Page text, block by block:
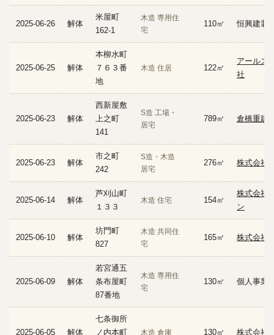
2025-06-26 解体
米屋町
162-1
木造 専用住
宅
110㎡ 恒興建装
2025-06-25 解体
本柳水町
７６３番
地
木造 住居 122㎡
アールズ
社
2025-06-23 解体
西新屋敷
上之町
141
S造 工場・
居宅
789㎡ 倉橋重建
2025-06-23 解体
市之町
242
S造・木造
居宅
276㎡ 株式会社
2025-06-14 解体
芦刈山町
１３３
木造 住宅 154㎡
株式会社
ン
2025-06-10 解体
坊門町
827
木造 共同住
宅
165㎡ 株式会社
2025-06-09 解体
若宮通五
条布屋町
87番地
木造 専用住
宅
130㎡ 個人事業
2025-06-05 解体
七条御所
ノ内本町
木造 倉庫 130㎡ 株式会社